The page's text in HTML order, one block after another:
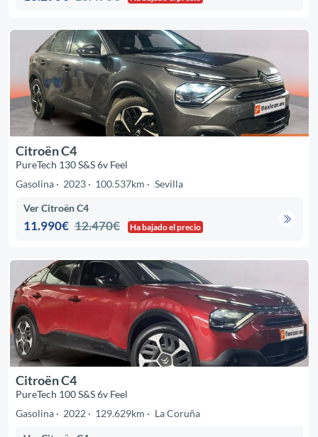
Citroën C4
PureTech 130 S&S 6v Feel
Gasolina
2023 100.537km Sevilla
Ver Citroën C4
11.990€ 12.470€ Ha bajado el precio
Citroën C4
PureTech 100 S&S 6v Feel
Gasolina
2022 129.629km La Coruña